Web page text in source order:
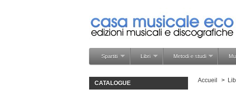
Spartiti Libri Metodi e studi
CATALOGUE
Accueil >